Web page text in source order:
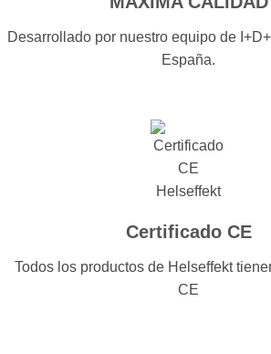
Desarrollado por nuestro equipo de
España.
Certificado CE
Todos los productos de Helseffekt
CE